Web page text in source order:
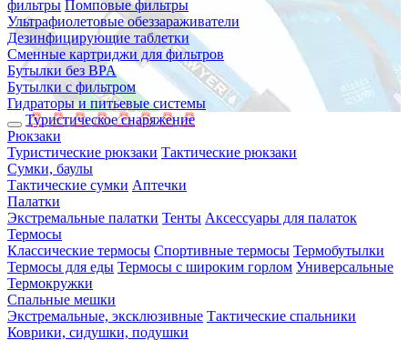
фильтры Помповые фильтры
Ультрафиолетовые обеззараживатели
Дезинфицирующие таблетки
Сменные картриджи для фильтров
Бутылки без BPA
Бутылки с фильтром
Гидраторы и питьевые системы
Туристическое снаряжение
Рюкзаки
Туристические рюкзаки Тактические рюкзаки
Сумки, баулы
Тактические сумки Аптечки
Палатки
Экстремальные палатки Тенты Аксессуары для палаток
Термосы
Классические термосы Спортивные термосы Термобутылки
Термосы для еды Термосы с широким горлом Универсальные
Термокружки
Спальные мешки
Экстремальные, эксклюзивные Тактические спальники
Коврики, сидушки, подушки